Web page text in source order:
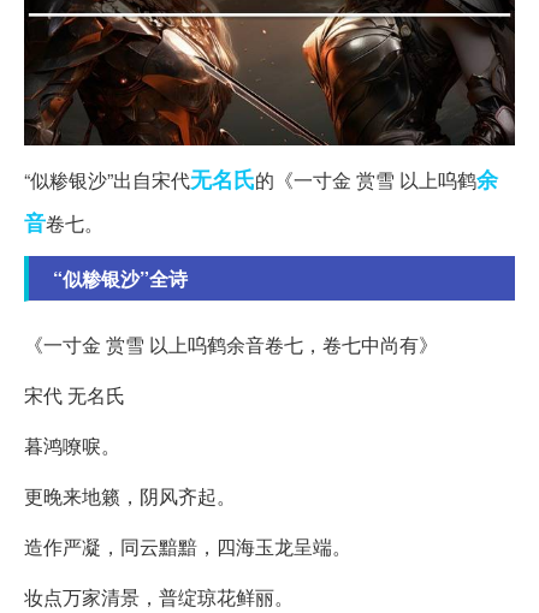
“似糁银沙”出自宋代无名氏的《一寸金 赏雪 以上呜鹤余
音卷七。
“似糁银沙”全诗
《一寸金 赏雪 以上呜鹤余音卷七，卷七中尚有》
宋代 无名氏
暮鸿嘹唳。
更晚来地籁，阴风齐起。
造作严凝，同云黯黯，四海玉龙呈端。
妆点万家清景，普绽琼花鲜丽。